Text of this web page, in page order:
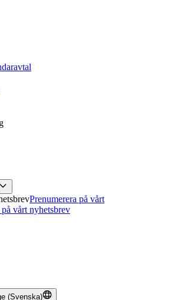
Prenumerera på vårt
vårt nyhetsbrev
(Svenska)